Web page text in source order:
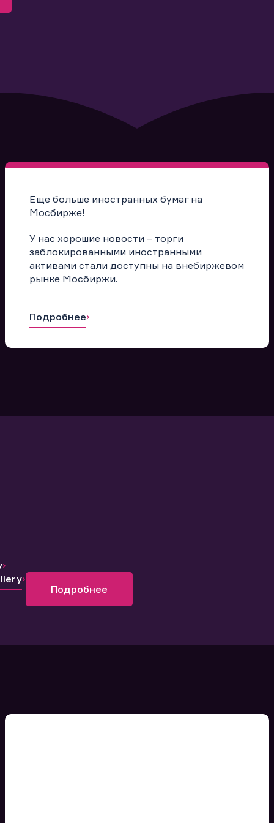
Еще больше иностранных бумаг на
Мосбирже!
У нас хорошие новости – торги
заблокированными иностранными
активами стали доступны на внебиржевом
рынке Мосбиржи.
Подробнее
Подробнее